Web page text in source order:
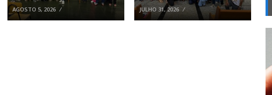
AGOSTO 5, 2026
JULHO 31, 2026